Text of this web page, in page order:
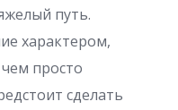
путь.
характером,
просто
сделать